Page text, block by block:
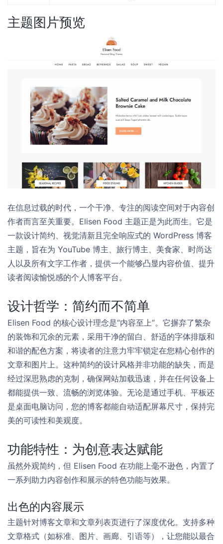
主题图片预览
在信息过载的时代，一个干净、专注的阅读空间对于内容创
作者而言至关重要。Elisen Food 主题正是为此而生。它是
一款设计简约、视觉清新且完全响应式的 WordPress 博客
主题，旨在为 YouTube 博主、旅行博主、美食家、时尚达
人以及所有文字工作者，提供一个能够凸显内容价值、提升
读者阅读愉悦感的个人博客平台。
设计哲学：简约而不简单
Elisen Food 的核心设计理念是“内容至上”。它摒弃了繁杂
的装饰和冗余的元素，采用干净的留白、舒适的字体排版和
和谐的配色方案，将读者的注意力牢牢锁定在您精心创作的
文章和图片上。这种简约的设计风格并非功能的缺失，而是
经过深思熟虑的克制，确保网站加载迅速，并在任何设备上
都能提供一致、流畅的浏览体验。无论是通过手机、平板还
是桌面电脑访问，您的博客都能自动适配屏幕尺寸，保持完
美的可读性和美观度。
功能特性：为创意表达赋能
虽然外观简约，但 Elisen Food 在功能上毫不逊色，内置了
一系列助力内容创作和展示的特色功能与效果。
出色的内容展示
主题针对博客文章和文章列表页进行了深度优化。支持多种
文章格式（如标准、图片、画廊、引语等），让您能以最合